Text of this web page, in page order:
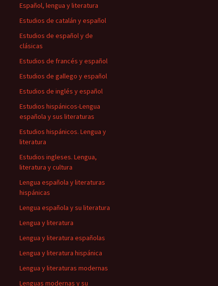
Español, lengua y literatura
Estudios de catalán y español
Estudios de español y de
clásicas
Estudios de francés y español
Estudios de gallego y español
Estudios de inglés y español
Estudios hispánicos-Lengua
española y sus literaturas
Estudios hispánicos. Lengua y
literatura
Estudios ingleses. Lengua,
literatura y cultura
Lengua española y literaturas
hispánicas
Lengua española y su literatura
Lengua y literatura
Lengua y literatura españolas
Lengua y literatura hispánica
Lengua y literaturas modernas
Lenguas modernas y su